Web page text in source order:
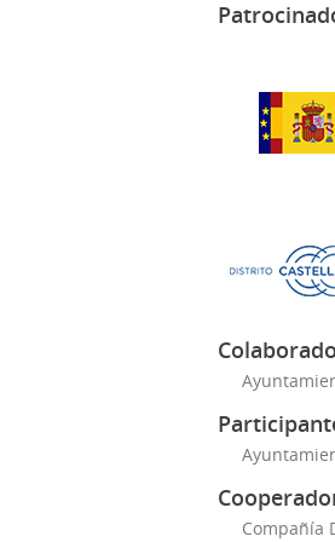
Compañía